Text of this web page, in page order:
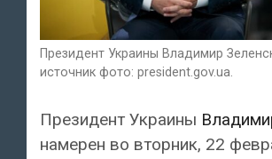
Президент Украины Владимир
источник фото: president.gov.ua.
Президент Украины
намерен во вторник, 22